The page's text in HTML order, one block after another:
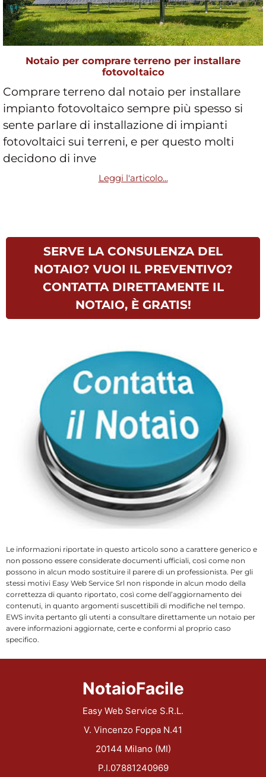
Notaio per comprare terreno per installare
fotovoltaico
Comprare terreno dal notaio per installare
impianto fotovoltaico sempre più spesso si
sente parlare di installazione di impianti
fotovoltaici sui terreni, e per questo molti
decidono di inve
Leggi l'articolo...
SERVE LA CONSULENZA DEL
NOTAIO? VUOI IL PREVENTIVO?
CONTATTA DIRETTAMENTE IL
NOTAIO, È GRATIS!
Le informazioni riportate in questo articolo sono a carattere generico e
non possono essere considerate documenti ufficiali, così come non
possono in alcun modo sostituire il parere di un professionista. Per gli
stessi motivi Easy Web Service Srl non risponde in alcun modo della
correttezza di quanto riportato, così come dell’aggiornamento dei
contenuti, in quanto argomenti suscettibili di modifiche nel tempo.
EWS invita pertanto gli utenti a consultare direttamente un notaio per
avere informazioni aggiornate, certe e conformi al proprio caso
specifico.
NotaioFacile
Easy Web Service S.R.L.
V. Vincenzo Foppa N.41
20144 Milano (MI)
P.I.07881240969